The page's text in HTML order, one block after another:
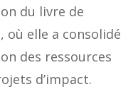
du livre de
où elle a consolidé
des ressources
d’impact.